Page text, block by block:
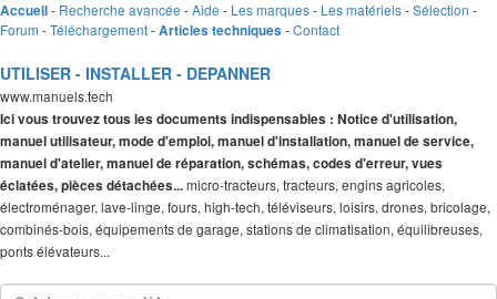
Accueil- Recherche avancée -Aide - Les marques- Les matériels-Sélection -
Forum -Téléchargement-Articles techniques -Contact
UTILISER - INSTALLER - DEPANNER
www.manuels.tech
Ici vous trouvez tous les documents indispensables : Notice d'utilisation,
manuel utilisateur, mode d'emploi, manuel d'installation, manuel de service,
manuel d'atelier, manuel de réparation, schémas, codes d'erreur, vues
éclatées, pièces détachées...micro-tracteurs, tracteurs, engins agricoles,
électroménager, lave-linge, fours, high-tech, téléviseurs, loisirs, drones, bricolage,
combinés-bois, équipements de garage, stations de climatisation, équilibreuses,
ponts élévateurs...